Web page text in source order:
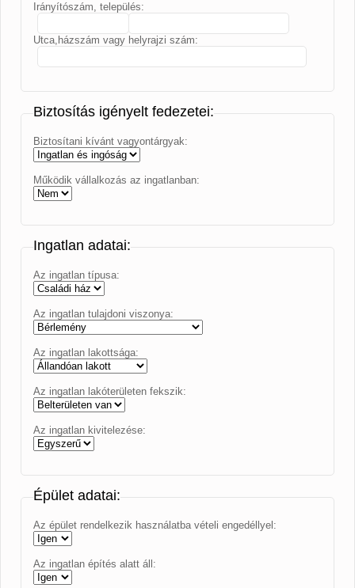
Irányítószám, település:
Utca,házszám vagy helyrajzi szám:
Biztosítás igényelt fedezetei:
Biztosítani kívánt vagyontárgyak:
Működik vállalkozás az ingatlanban:
Ingatlan adatai:
Az ingatlan típusa:
Az ingatlan tulajdoni viszonya:
Az ingatlan lakottsága:
Az ingatlan lakóterületen fekszik:
Az ingatlan kivitelezése:
Épület adatai:
Az épület rendelkezik használatba vételi engedéllyel:
Az ingatlan építés alatt áll: